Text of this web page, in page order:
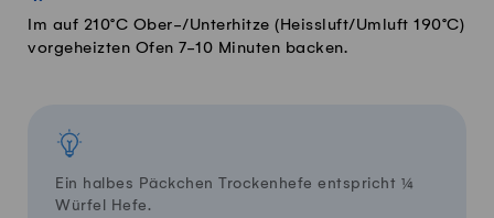
Im auf 210°C Ober-/Unterhitze (Heissluft/Umluft 190°C)
vorgeheizten Ofen 7-10 Minuten backen.
Ein halbes Päckchen Trockenhefe entspricht ¼
Würfel Hefe.